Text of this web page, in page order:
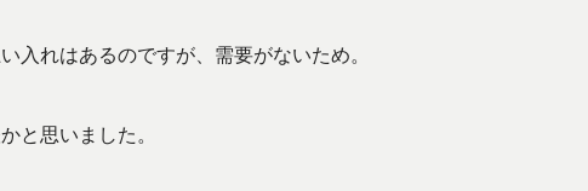
入れはあるのですが、需要がないため。
と思いました。